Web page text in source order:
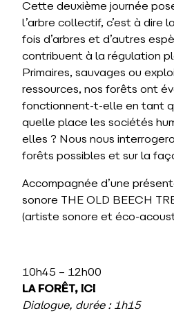
Cette deuxième journée
l’arbre collectif, c’est à dire
fois d’arbres et d’autres
contribuent à la régulation
Primaires, sauvages ou
ressources, nos forêts ont
fonctionnent-t-elle en tant
quelle place les sociétés
elles ? Nous nous
forêts possibles et sur la
Accompagnée d’une
sonore THE OLD BEECH
(artiste sonore et éco-
10h45 – 12h00
LA FORÊT, ICI
Dialogue, durée : 1h15